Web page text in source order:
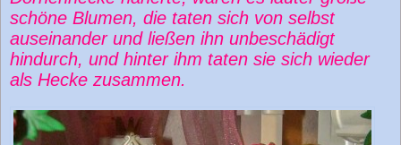
schöne Blumen, die taten sich von selbst
auseinander und ließen ihn unbeschädigt
hindurch, und hinter ihm taten sie sich wieder
als Hecke zusammen.